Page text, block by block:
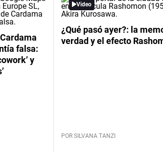
falsa:
y
Video
¿Qué pasó ayer?: la
verdad y el efecto
POR SILVANA TANZI